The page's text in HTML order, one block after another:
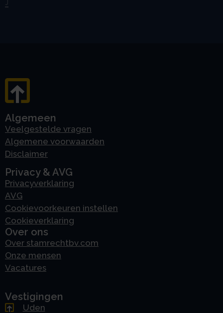
Algemeen
Veelgestelde vragen
Algemene voorwaarden
Disclaimer
Privacy & AVG
Privacyverklaring
AVG
Cookievoorkeuren instellen
Cookieverklaring
Over ons
Over stamrechtbv.com
Onze mensen
Vacatures
Vestigingen
Uden